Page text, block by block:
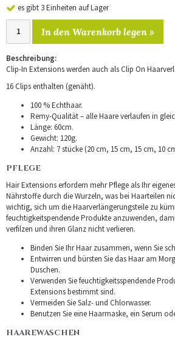
es gibt 3 Einheiten auf Lager
In den Warenkorb legen »
Beschreibung:
Clip-In Extensions werden auch als Clip On
16 Clips enthalten (genäht).
100 % Echthaar.
Remy-Qualität – alle Haare verlaufen in
Länge: 60cm.
Gewicht: 120g.
Anzahl: 7 stücke (20 cm, 15 cm, 15 cm, 10
PFLEGE
Hair Extensions erfordern mehr Pflege als Ihr
Nährstoffe durch die Wurzeln, was bei Haarteilen
wichtig, sich um die Haarverlängerungsteile zu
feuchtigkeitspendende Produkte anzuwenden,
verfilzen und ihren Glanz nicht verlieren.
Binden Sie Ihr Haar zusammen, wenn Sie
Entwirren und bürsten Sie das Haar am
Duschen.
Verwenden Sie feuchtigkeitsspendende
Extensions bestimmt sind.
Vermeiden Sie Salz- und Chlorwasser.
Benutzen Sie eine Haarmaske, ein Serum
HAAREWASCHEN